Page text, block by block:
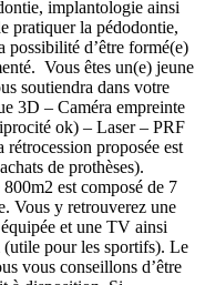
implantologie ainsi
pratiquer la pédodontie,
possibilité d’être formé(e)
Vous êtes un(e) jeune
soutiendra dans votre
3D – Caméra empreinte
ok) – Laser – PRF
proposée est
de prothèses).
est composé de 7
Vous y retrouverez une
et une TV ainsi
(utile pour les sportifs). Le
vous conseillons d’être